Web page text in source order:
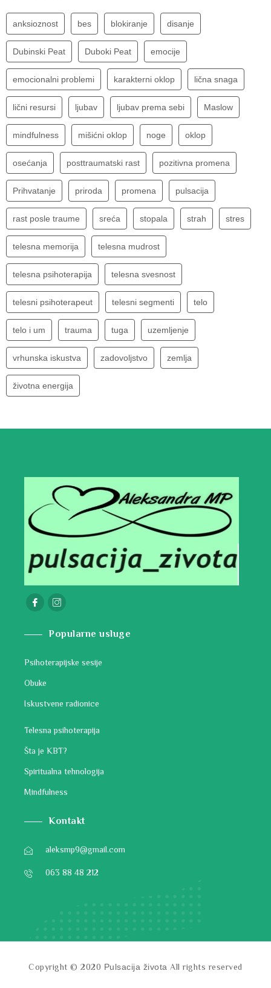
anksioznost bes blokiranje disanje
Dubinski Peat Duboki Peat emocije
emocionalni problemi karakterni oklop lična snaga
lični resursi ljubav ljubav prema sebi Maslow
mindfulness mišićni oklop noge oklop
osećanja posttraumatski rast pozitivna promena
Prihvatanje priroda promena pulsacija
rast posle traume sreća stopala strah stres
telesna memorija telesna mudrost
telesna psihoterapija telesna svesnost
telesni psihoterapeut telesni segmenti telo
telo i um trauma tuga uzemljenje
vrhunska iskustva zadovoljstvo zemlja
životna energija
Popularne usluge
Psihoterapijske sesije
Obuke
Iskustvene radionice
Telesna psihoterapija
Šta je KBT?
Spiritualna tehnologija
Mindfulness
Kontakt
aleksmp9@gmail.com
063 88 48 212
Copyright © 2020 Pulsacija života All rights reserved